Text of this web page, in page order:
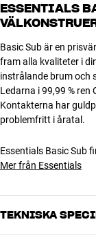
ESSENTIALS
Basic Sub är en
fram alla kvaliteter i
instrålande brum och
Ledarna i 99,99 %
Kontakterna har
problemfritt i åratal.
Essentials Basic Sub
Mer från Essentials
TEKNISKA